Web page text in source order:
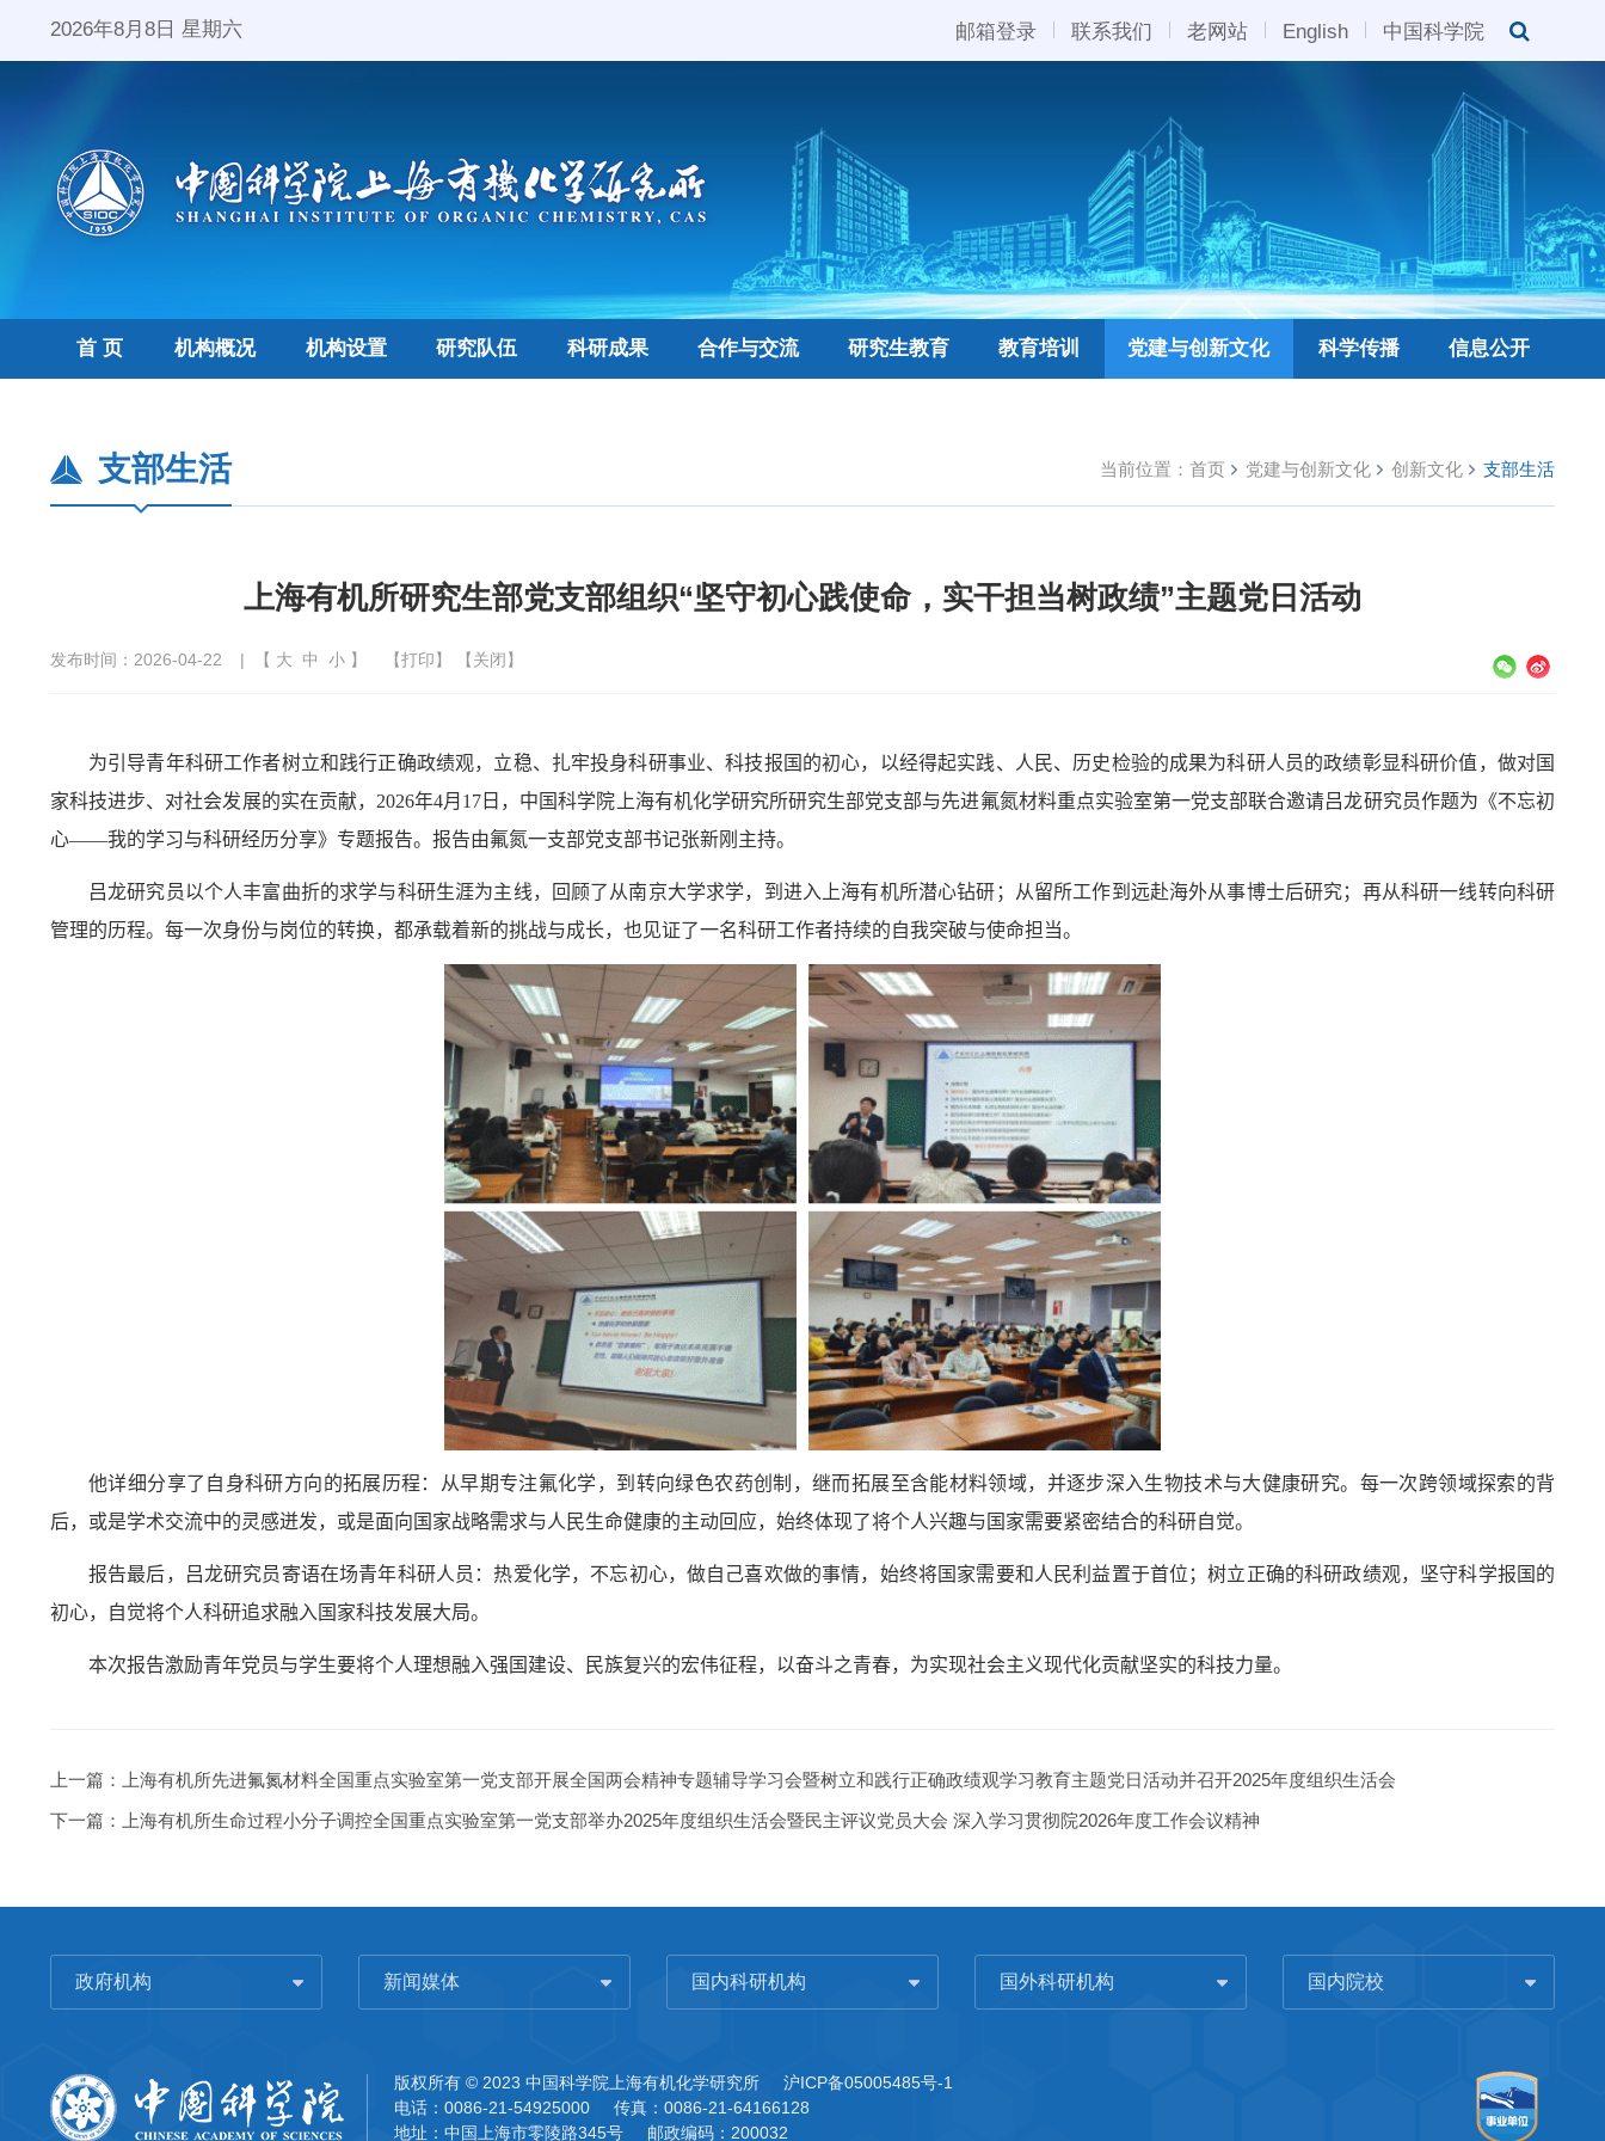
2026年8月8日 星期六 邮箱登录 联系我们 老网站 English 中国科学院
首 页 机构概况 机构设置 研究队伍 科研成果 合作与交流 研究生教育 教育培训 党建与创新文化 科学传播 信息公开
当前位置： 首页 党建与创新文化 创新文化 支部生活
支部生活
上海有机所研究生部党支部组织“坚守初心践使命，实干担当树政绩”主题党日活动
发布时间：2026-04-22 | 【 大 中 小 】 【打印】 【关闭】
为引导青年科研工作者树立和践行正确政绩观， 立稳、扎牢投身科研事业、科技报国 的初心，以经得起实践、人民、历史检验的成果为科研人员的政绩彰显科研价值， 做对国
家科技进步、对社会发展的实在贡献，2026年4月17日，中国科学院 上海有机化学研究所研究生部党支部与先进氟氮材料重点实验室第一党支部联合邀请吕龙研究员作题为《不忘初
心——我的学习与科研经历分享》专题报告。报告由氟氮一支部党支部书记张新刚主持。
吕龙研究员以个人丰富曲折的求学与科研生涯为主线，回顾了从南京大学求学，到进入上海有机所潜心钻研；从留所工作到远赴海外从事博士后研究；再从科研一线转向科研
管理的历程。每一次身份与岗位的转换，都承载着新的挑战与成长，也见证了一名科研工作者持续的自我突破与使命担当。
他详细分享了自身科研方向的拓展历程 ：从早期专注氟化学，到转向绿色农药创制，继而拓展至含能材料领域，并逐步深入生物技术与大健康研究。每一次跨领域探索的背
后， 或是学术交流中的灵感迸发， 或是面向国家战略需求与人民生命健康的主动回应， 始终体现了将个人兴趣与国家需要紧密结合的科研自觉。
报告最后，吕龙研究员寄语在场青年科研人员：热爱化学， 不忘初心， 做自己喜欢做的事情，始终将国家需要和人民利益置于首位；树立正确的科研政绩观，坚守科学报国的
初心，自觉将个人科研追求融入国家科技发展大局。
本次报告激励青年党员与学生要将个人理想融入强国建设、民族复兴的宏伟征程，以奋斗之青春，为实现社会主义现代化贡献坚实的科技力量。
上一篇： 上海有机所先进氟氮材料全国重点实验室第一党支部开展全国两会精神专题辅导学习会暨树立和践行正确政绩观学习教育主题党日活动并召开2025年度组织生活会
下一篇： 上海有机所生命过程小分子调控全国重点实验室第一党支部举办2025年度组织生活会暨民主评议党员大会 深入学习贯彻院2026年度工作会议精神
政府机构 新闻媒体 国内科研机构 国外科研机构 国内院校
版权所有 © 2023 中国科学院上海有机化学研究所
沪ICP备05005485号-1
电话：0086-21-54925000
传真：0086-21-64166128
地址：中国上海市零陵路345号
邮政编码：200032